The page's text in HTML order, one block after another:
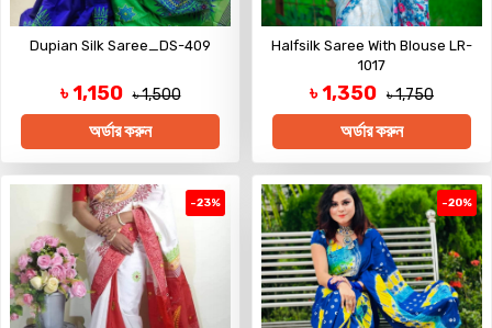
Dupian Silk Saree_DS-409
৳ 1,150 ৳ 1,500
অর্ডার করুন
Halfsilk Saree With Blouse LR-
1017
৳ 1,350 ৳ 1,750
অর্ডার করুন
-23% -20%